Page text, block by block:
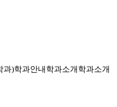
과)학과안내 학과소개 학과소개